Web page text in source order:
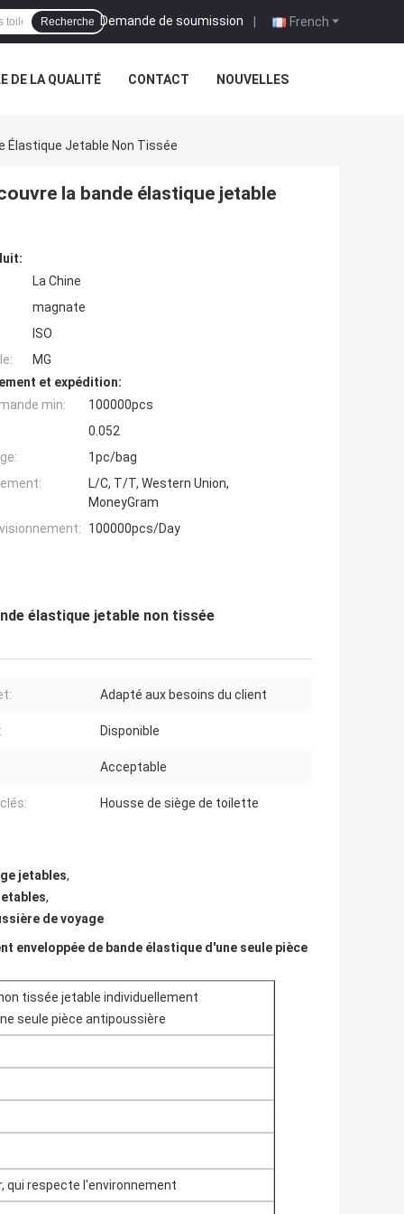
French
Demande de soumission |
Recherche
DE LA QUALITÉ CONTACT NOUVELLES
Élastique Jetable Non Tissée
la bande élastique jetable
La Chine
magnate
ISO
MG
et expédition:
min:
100000pcs
0.052
1pc/bag
L/C, T/T, Western Union,
MoneyGram
100000pcs/Day
élastique jetable non tissée
Adapté aux besoins du client
Disponible
Acceptable
Housse de siège de toilette
jetables,
,
de voyage
enveloppée de bande élastique d'une seule pièce
tissée jetable individuellement
seule pièce antipoussière
qui respecte l'environnement